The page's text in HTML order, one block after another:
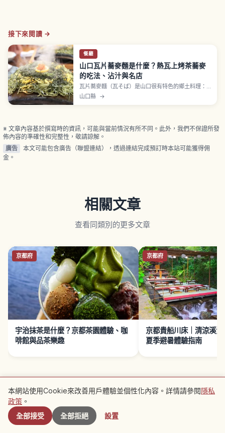
接下來閱讀 →
餐廳
山口瓦片蕎麥麵是什麼？熱瓦上烤茶蕎麥
的吃法、沾汁與名店
瓦片蕎麥麵（瓦そば）是山口很有特色的鄉土料理：
把茶蕎麥鋪在加熱的瓦片上烤出酥脆口感，再沾甜鹹
沾汁享用。本文帶你了解它的由來故事、經典配料
山口縣 →
※ 文章內容基於撰寫時的資訊，可能與當前情況有所不同。此外，我們不保證所發
佈內容的準確性和完整性，敬請諒解。
廣告
本文可能包含廣告（聯盟連結），透過連結完成預訂時本站可能獲得佣
金。
相關文章
查看同類別的更多文章
京都府
宇治抹茶是什麼？京都茶園體驗、咖
啡館與品茶樂趣
京都府
京都貴船川床｜清涼溪
夏季避暑體驗指南
附近景點
本網站使用Cookie來改善用戶體驗並個性化內容。詳情請參閱隱私
政策 。
全部接受
全部拒絕 設置